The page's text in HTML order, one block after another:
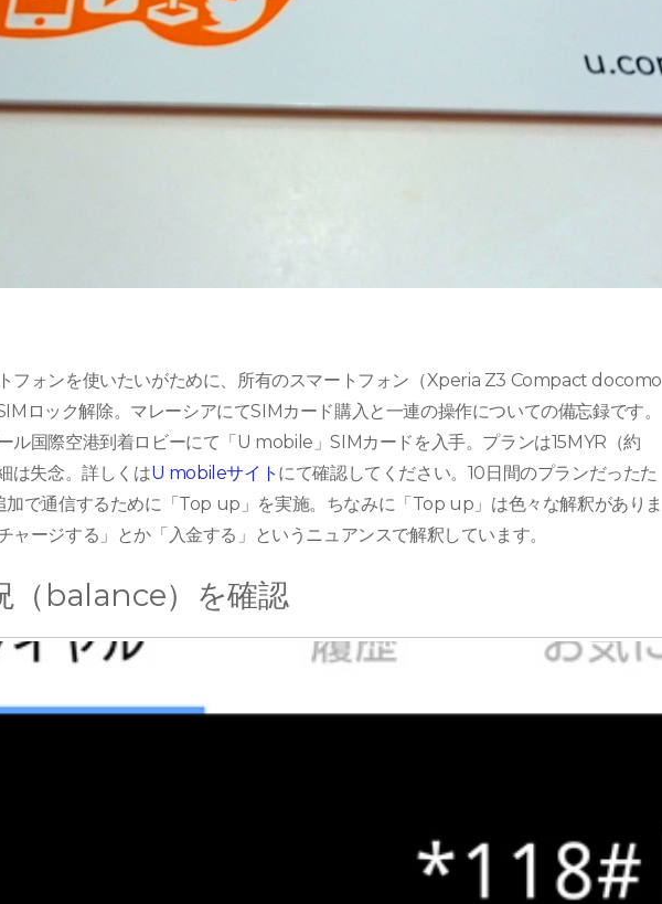
フォンを使いたいがために、所有のスマートフォン（Xperia Z3 Compact docomo
ロック解除。マレーシアにてSIMカード購入と一連の操作についての備忘録です。
ル国際空港到着ロビーにて「U mobile」SIMカードを入手。プランは15MYR（約
は失念。詳しくはU mobileサイト にて確認してください。10日間のプランだったた
加で通信するために「Top up」を実施。ちなみに「Top up」は色々な解釈がありま
ャージする」とか「入金する」というニュアンスで解釈しています。
（balance）を確認